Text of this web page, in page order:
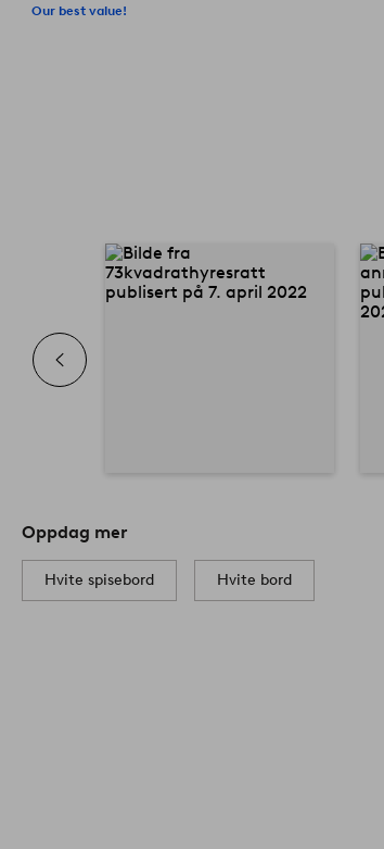
Our best value!
Oppdag mer
Hvite spisebord Hvite bord